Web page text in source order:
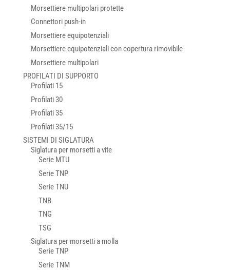
Morsettiere multipolari protette
Connettori push-in
Morsettiere equipotenziali
Morsettiere equipotenziali con copertura rimovibile
Morsettiere multipolari
PROFILATI DI SUPPORTO
Profilati 15
Profilati 30
Profilati 35
Profilati 35/15
SISTEMI DI SIGLATURA
Siglatura per morsetti a vite
Serie MTU
Serie TNP
Serie TNU
TNB
TNG
TSG
Siglatura per morsetti a molla
Serie TNP
Serie TNM